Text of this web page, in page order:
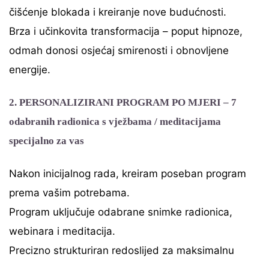
čišćenje blokada i kreiranje nove budućnosti.
Brza i učinkovita transformacija – poput hipnoze,
odmah donosi osjećaj smirenosti i obnovljene
energije.
2. PERSONALIZIRANI PROGRAM PO MJERI – 7
odabranih radionica s vježbama / meditacijama
specijalno za vas
Nakon inicijalnog rada, kreiram poseban program
prema vašim potrebama.
Program uključuje odabrane snimke radionica,
webinara i meditacija.
Precizno strukturiran redoslijed za maksimalnu